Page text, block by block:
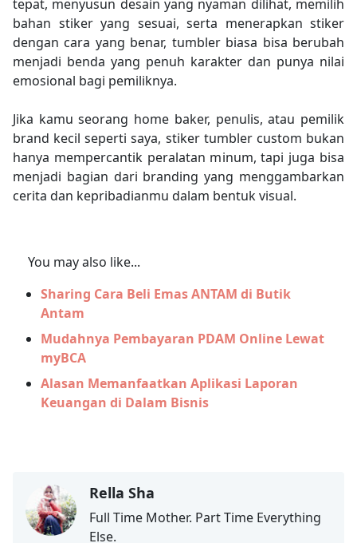
tepat, menyusun desain yang nyaman dilihat, memilih
bahan stiker yang sesuai, serta menerapkan stiker
dengan cara yang benar, tumbler biasa bisa berubah
menjadi benda yang penuh karakter dan punya nilai
emosional bagi pemiliknya.
Jika kamu seorang home baker, penulis, atau pemilik
brand kecil seperti saya, stiker tumbler custom bukan
hanya mempercantik peralatan minum, tapi juga bisa
menjadi bagian dari branding yang menggambarkan
cerita dan kepribadianmu dalam bentuk visual.
You may also like...
Sharing Cara Beli Emas ANTAM di Butik
Antam
Mudahnya Pembayaran PDAM Online Lewat
myBCA
Alasan Memanfaatkan Aplikasi Laporan
Keuangan di Dalam Bisnis
Rella Sha
Full Time Mother. Part Time Everything
Else.